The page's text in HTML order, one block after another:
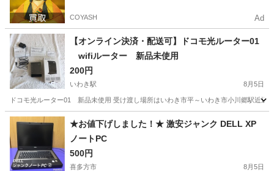
COYASH Ad
【オンライン決済・配送可】ドコモ光ルーター01
wifiルーター 新品未使用
200円
いわき駅 8月5日
ドコモ光ルーター01 新品未使用 受け渡し場所はいわき市平～いわき市小川郷駅近辺
福島 いわき市 いわき駅 周辺機器
★お値下げしました！★ 激安ジャンク DELL XP
ノートPC
500円
喜多方市 8月5日